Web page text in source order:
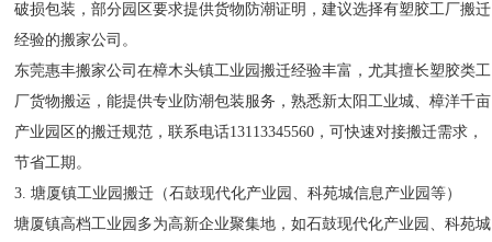
破损包装，部分园区要求提供货物防潮证明，建议选择有塑胶工厂搬迁
经验的搬家公司。
东莞惠丰搬家公司在樟木头镇工业园搬迁经验丰富，尤其擅长塑胶类工
厂货物搬运，能提供专业防潮包装服务，熟悉新太阳工业城、樟洋千亩
产业园区的搬迁规范，联系电话13113345560，可快速对接搬迁需求，
节省工期。
3. 塘厦镇工业园搬迁（石鼓现代化产业园、科苑城信息产业园等）
塘厦镇高档工业园多为高新企业聚集地，如石鼓现代化产业园、科苑城